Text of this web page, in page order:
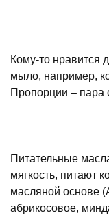
Кому-то нравится
мыло, например,
Пропорции – пара
Питательные
мягкость, питают
масляной основе
абрикосовое,